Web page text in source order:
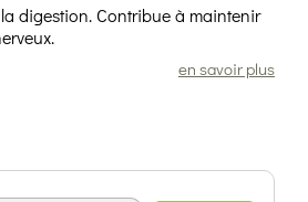
digestion. Contribue à maintenir
en savoir plus